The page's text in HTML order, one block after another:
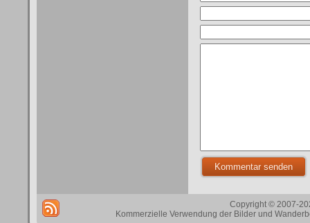
Copyright © 2007-
Kommerzielle Verwendung der Bilder und